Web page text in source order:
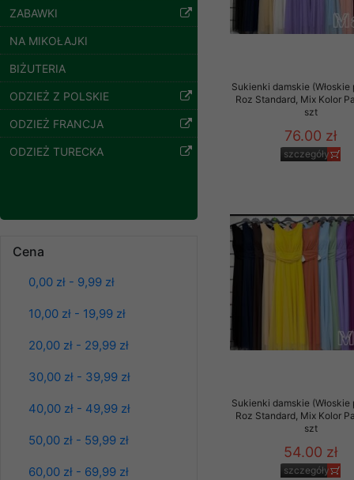
ZABAWKI
NA MIKOŁAJKI
BIŻUTERIA
ODZIEŻ Z POLSKIE
ODZIEŻ FRANCJA
ODZIEŻ TURECKA
Cena
0,00 zł - 9,99 zł
10,00 zł - 19,99 zł
20,00 zł - 29,99 zł
30,00 zł - 39,99 zł
40,00 zł - 49,99 zł
50,00 zł - 59,99 zł
60,00 zł - 69,99 zł
Spodnie damskie
jeansy Roz 25-30, 1
Kolor Paczka 10 szt
61.00 zł
szczegóły
Spodnie damskie
Kolor Paczka 10 szt
61.00 zł
szczegóły
Sukienki damskie (Włoskie
Roz Standard, Mix Kolor
szt
76.00 zł
szczegóły
Sukienki damskie (Włoskie
Roz Standard, Mix Kolor
szt
54.00 zł
szczegóły
Klientów
ochronie danych
serwerach
Każdy Klient, który
ich weryfikacji,
Sklep nie
chyba że dzieje się
Nasz Sklep
przez nasz serwer i
jego indywidualnych
opcję przyjmowania
może wpłynąć na
Klienta przechowują
• sesji
• ostatnio
Materiały
szczególności
zawierającego
naszym Sklepie.
Wszelkie pytania,
osobowych prosimy